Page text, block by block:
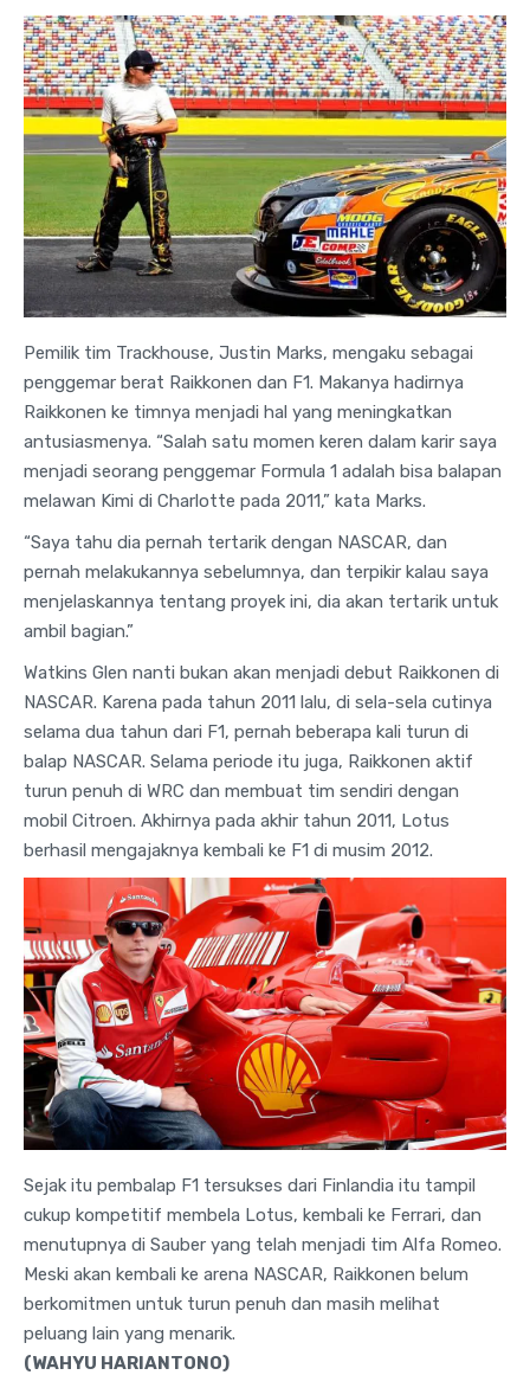
Pemilik tim Trackhouse, Justin Marks, mengaku sebagai
penggemar berat Raikkonen dan F1. Makanya hadirnya
Raikkonen ke timnya menjadi hal yang meningkatkan
antusiasmenya. “Salah satu momen keren dalam karir saya
menjadi seorang penggemar Formula 1 adalah bisa balapan
melawan Kimi di Charlotte pada 2011,” kata Marks.
“Saya tahu dia pernah tertarik dengan NASCAR, dan
pernah melakukannya sebelumnya, dan terpikir kalau saya
menjelaskannya tentang proyek ini, dia akan tertarik untuk
ambil bagian.”
Watkins Glen nanti bukan akan menjadi debut Raikkonen di
NASCAR. Karena pada tahun 2011 lalu, di sela-sela cutinya
selama dua tahun dari F1, pernah beberapa kali turun di
balap NASCAR. Selama periode itu juga, Raikkonen aktif
turun penuh di WRC dan membuat tim sendiri dengan
mobil Citroen. Akhirnya pada akhir tahun 2011, Lotus
berhasil mengajaknya kembali ke F1 di musim 2012.
Sejak itu pembalap F1 tersukses dari Finlandia itu tampil
cukup kompetitif membela Lotus, kembali ke Ferrari, dan
menutupnya di Sauber yang telah menjadi tim Alfa Romeo.
Meski akan kembali ke arena NASCAR, Raikkonen belum
berkomitmen untuk turun penuh dan masih melihat
peluang lain yang menarik.
(WAHYU HARIANTONO)